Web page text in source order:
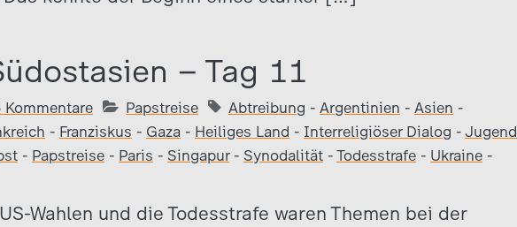
– Tag 11
Kommentare Papstreise Abtreibung - Argentinien - Asien -
- Franziskus - Gaza - Heiliges Land - Interreligiöser Dialog - Jugend
- Papstreise - Paris - Singapur- Synodalität - Todesstrafe - Ukraine -
Wahlen und die Todesstrafe waren Themen bei der